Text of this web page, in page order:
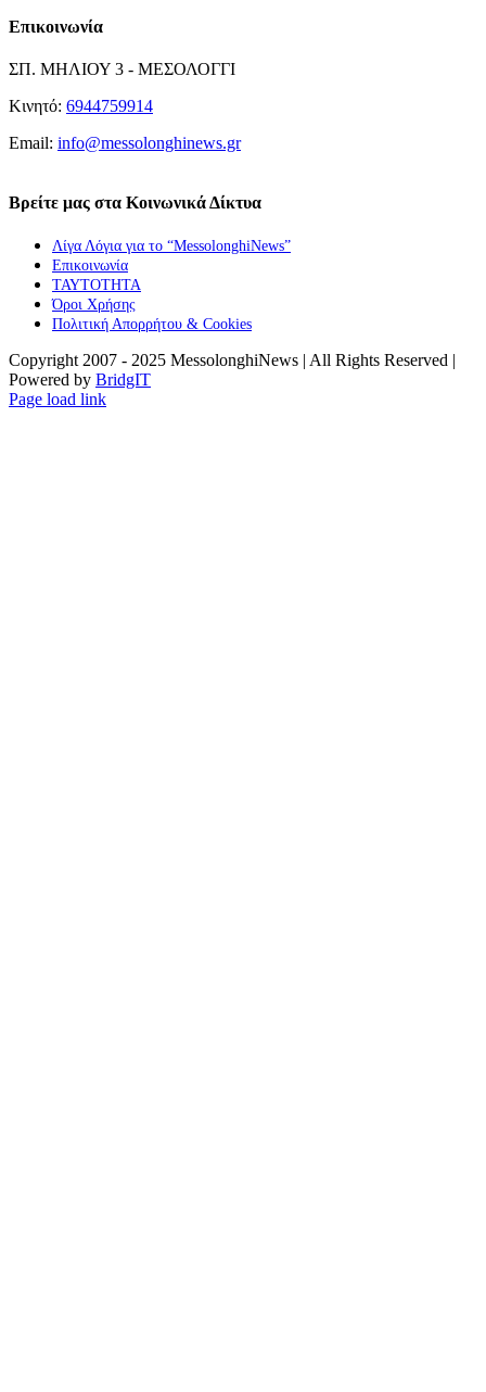
Επικοινωνία
ΣΠ. ΜΗΛΙΟΥ 3 - ΜΕΣΟΛΟΓΓΙ
Κινητό: 6944759914
Email: info@messolonghinews.gr
Βρείτε μας στα Κοινωνικά Δίκτυα
Λίγα Λόγια για το “MessolonghiNews”
Επικοινωνία
ΤΑΥΤΟΤΗΤΑ
Όροι Χρήσης
Πολιτική Απορρήτου & Cookies
Copyright 2007 - 2025 MessolonghiNews | All Rights Reserved |
Powered by BridgIT
YouTube
Facebook
Instagram
Page load link